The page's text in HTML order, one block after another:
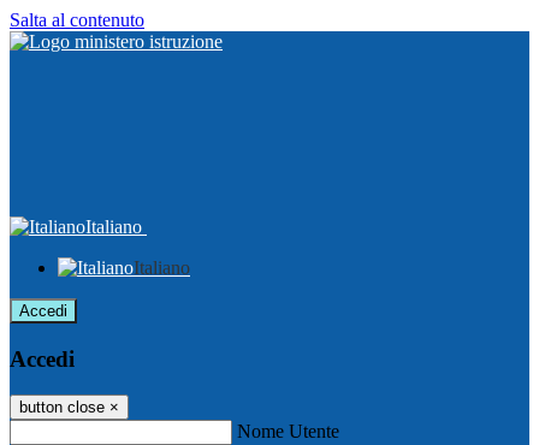
Salta al contenuto
Italiano
Italiano
Accedi
Accedi
button close ×
Nome Utente